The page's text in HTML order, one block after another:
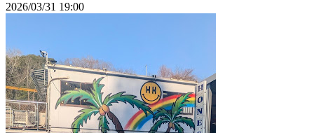
2026/03/31 19:00